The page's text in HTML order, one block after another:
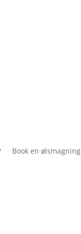
Book en ølsmagning